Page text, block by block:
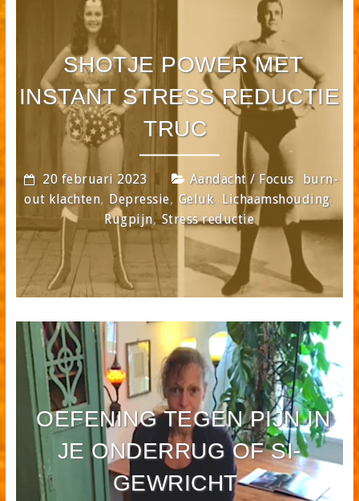
SHOTJE POWER MET
INSTANT STRESS REDUCTIE
TRUC
20 februari 2023 Aandacht / Focus, burn-
out klachten, Depressie, Geluk, Lichaamshouding,
Rugpijn,Stress reductie
OEFENING TEGEN PIJN IN
JE ONDERRUG OF SI-
GEWRICHT